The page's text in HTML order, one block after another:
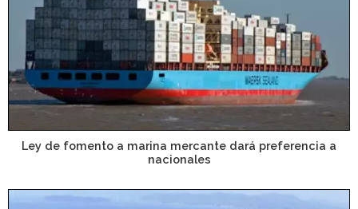
Ley de fomento a marina mercante dará preferencia a
nacionales